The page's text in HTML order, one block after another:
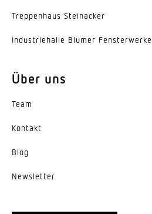
Trep­penhaus Steinacker
Indus­trie­halle Blumer Fensterwerke
Über uns
Team
Kontakt
Blog
News­letter